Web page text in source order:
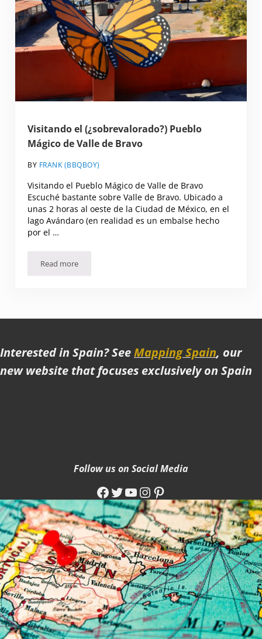
Visitando el (¿sobrevalorado?) Pueblo
Mágico de Valle de Bravo
BY FRANK (BBQBOY)
Visitando el Pueblo Mágico de Valle de Bravo
Escuché bastante sobre Valle de Bravo. Ubicado a
unas 2 horas al oeste de la Ciudad de México, en el
lago Avándaro (en realidad es un embalse hecho
por el …
Read moreVisitando el (¿sobrevalorado?) Pueblo Mágico de Valle de
Interested in Spain? SeeMapping Spain, our
new website that focuses exclusively on Spain
Follow us on Social Media
Facebook
Twitter
YouTube
Instagram
Pinterest